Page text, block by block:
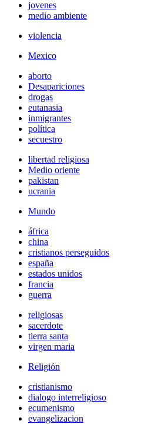
jovenes
medio ambiente
violencia
Mexico
aborto
Desapariciones
drogas
eutanasia
inmigrantes
política
secuestro
libertad religiosa
Medio oriente
pakistan
ucrania
Mundo
áfrica
china
cristianos perseguidos
españa
estados unidos
francia
guerra
religiosas
sacerdote
tierra santa
virgen maria
Religión
cristianismo
dialogo interreligioso
ecumenismo
evangelizacion